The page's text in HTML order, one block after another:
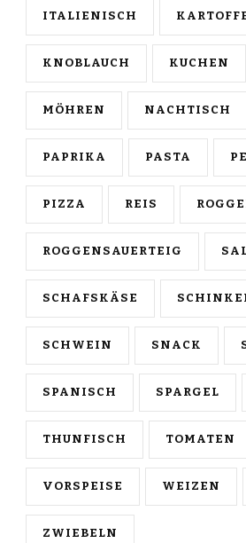
ITALIENISCH
KNOBLAUCH KUCHEN
MÖHREN NACHTISCH
PAPRIKA PASTA
PIZZA REIS
ROGGENSAUERTEIG
SCHAFSKÄSE
SCHWEIN SNACK
SPANISCH SPARGEL
THUNFISCH TOMATEN
VORSPEISE WEIZEN
ZWIEBELN